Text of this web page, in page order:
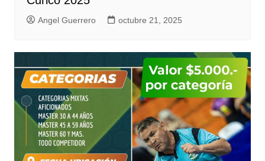
Angel Guerrero octubre 21, 2025